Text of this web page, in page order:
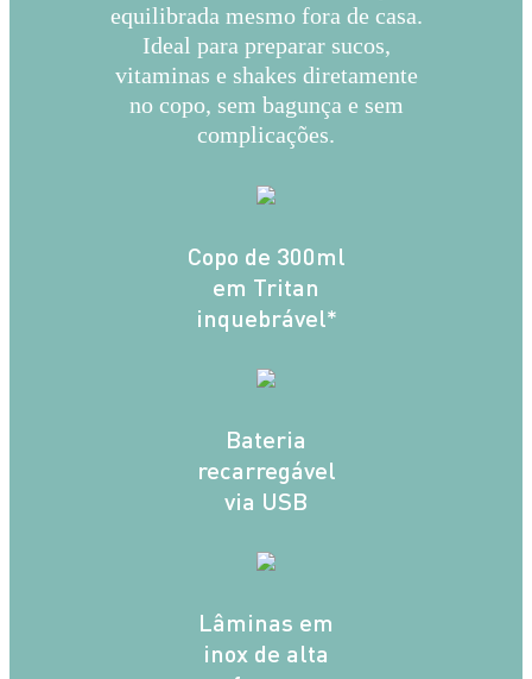
equilibrada mesmo fora de casa.
Ideal para preparar sucos,
vitaminas e shakes diretamente
no copo, sem bagunça e sem
complicações.
Copo de 300ml
em Tritan
inquebrável*
Bateria
recarregável
via USB
Lâminas em
inox de alta